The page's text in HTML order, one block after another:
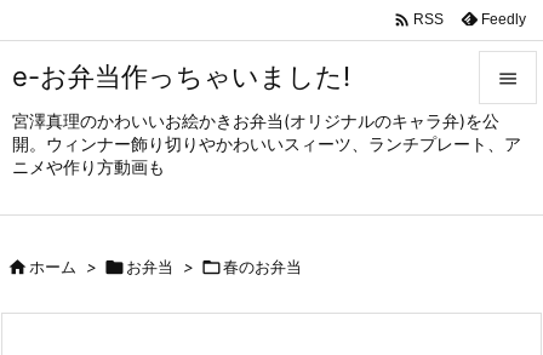
e-お弁当作っちゃいました!
宮澤真理のかわいいお絵かきお弁当(オリジナルのキャラ弁)を公
開。ウィンナー飾り切りやかわいいスィーツ、ランチプレート、ア
ニメや作り方動画も


メニュ
サイド

 RSS Feedly
ホーム > お弁当 > 春のお弁当